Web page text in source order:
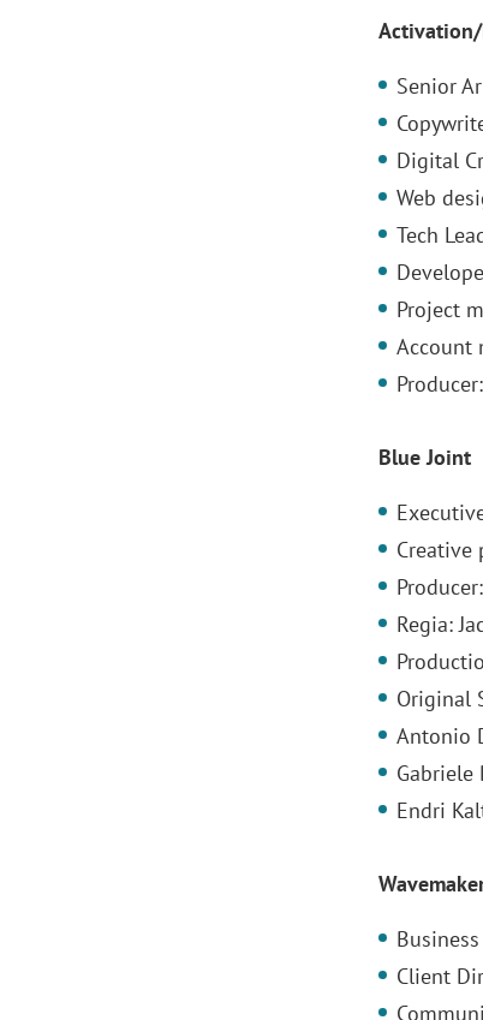
Senior
Digital
Web
Tech
Project
Account
Blue Joint
Creative
Regia:
Original
Antonio
Gabriele
Endri
Client